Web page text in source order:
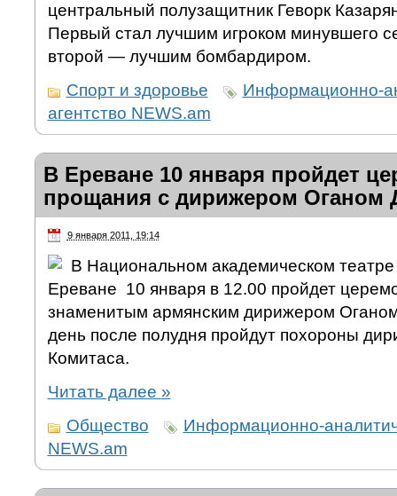
центральный полузащитник Геворк
Первый стал лучшим игроком минувшего
второй — лучшим бомбардиром.
Спорт и здоровье
Информационно-
агентство NEWS.am
В Ереване 10 января пройдет
прощания с дирижером Оганом
9 января 2011, 19:14
В Национальном академическом
Ереване 10 января в 12.00 пройдет
знаменитым армянским дирижером
день после полудня пройдут похороны
Комитаса.
Читать далее »
Общество
Информационно-
NEWS.am